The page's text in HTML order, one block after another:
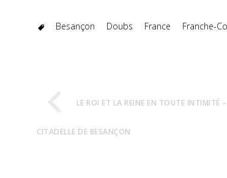
Besançon Doubs France Franche-
LE ROI ET LA REINE EN TOUTE INTIMITÉ –
CITADELLE DE BESANÇON